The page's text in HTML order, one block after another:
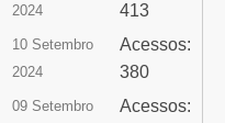
2024
413
10 Setembro
2024
Acessos:
380
09 Setembro
Acessos: